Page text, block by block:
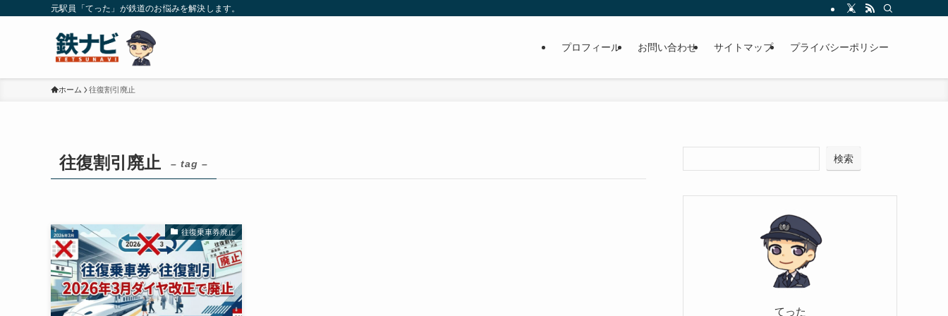
元駅員「てった」が鉄道のお悩みを解決します。
プロフィール お問い合わせ サイトマップ プライバシーポリシー
ホーム 往復割引廃止
往復割引廃止 – tag –
往復乗車券廃止
検索
てった